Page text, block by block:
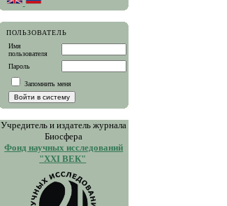
ПОЛЬЗОВАТЕЛЬ
Имя
пользователя
Пароль
Запомнить меня
Учредитель и издатель журнала
Биосфера
Фонд научных исследований
"XXI ВЕК"